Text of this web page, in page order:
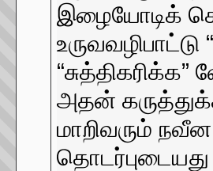
இழையோடிக்
அதன்
மாறிவரும்
தொடர்புடையது